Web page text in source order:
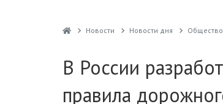
Новости Новости дня Общество
В России
правила